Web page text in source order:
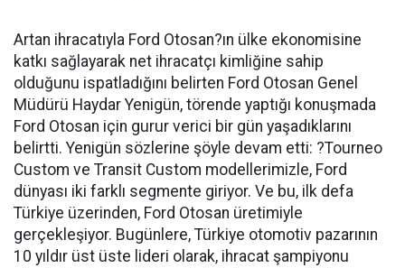
Artan ihracatıyla Ford Otosan?ın ülke ekonomisine
katkı sağlayarak net ihracatçı kimliğine sahip
olduğunu ispatladığını belirten Ford Otosan Genel
Müdürü Haydar Yenigün, törende yaptığı konuşmada
Ford Otosan için gurur verici bir gün yaşadıklarını
belirtti. Yenigün sözlerine şöyle devam etti: ?Tourneo
Custom ve Transit Custom modellerimizle, Ford
dünyası iki farklı segmente giriyor. Ve bu, ilk defa
Türkiye üzerinden, Ford Otosan üretimiyle
gerçekleşiyor. Bugünlere, Türkiye otomotiv pazarının
10 yıldır üst üste lideri olarak, ihracat şampiyonu